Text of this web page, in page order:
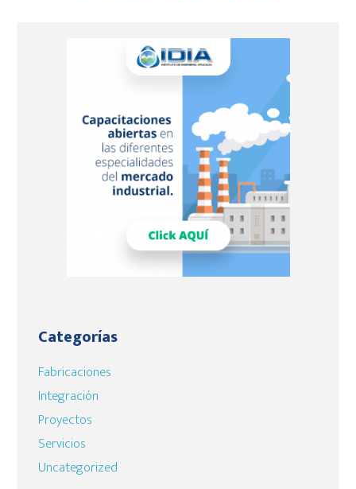
principal
Categorías
Fabricaciones
Integración
Proyectos
Servicios
Uncategorized